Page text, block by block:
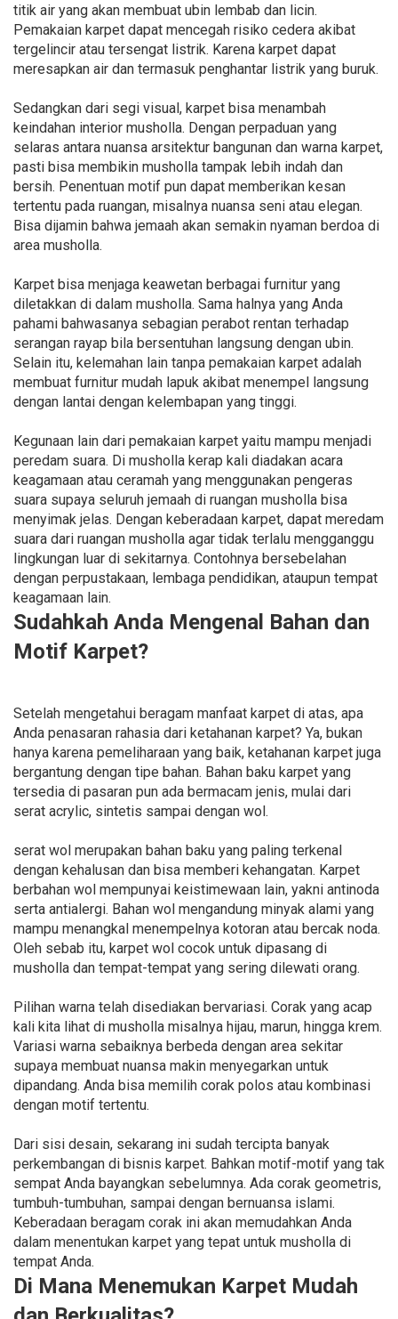
titik air yang akan membuat ubin lembab dan licin.
Pemakaian karpet dapat mencegah risiko cedera akibat
tergelincir atau tersengat listrik. Karena karpet dapat
meresapkan air dan termasuk penghantar listrik yang buruk.
Sedangkan dari segi visual, karpet bisa menambah
keindahan interior musholla. Dengan perpaduan yang
selaras antara nuansa arsitektur bangunan dan warna karpet,
pasti bisa membikin musholla tampak lebih indah dan
bersih. Penentuan motif pun dapat memberikan kesan
tertentu pada ruangan, misalnya nuansa seni atau elegan.
Bisa dijamin bahwa jemaah akan semakin nyaman berdoa di
area musholla.
Karpet bisa menjaga keawetan berbagai furnitur yang
diletakkan di dalam musholla. Sama halnya yang Anda
pahami bahwasanya sebagian perabot rentan terhadap
serangan rayap bila bersentuhan langsung dengan ubin.
Selain itu, kelemahan lain tanpa pemakaian karpet adalah
membuat furnitur mudah lapuk akibat menempel langsung
dengan lantai dengan kelembapan yang tinggi.
Kegunaan lain dari pemakaian karpet yaitu mampu menjadi
peredam suara. Di musholla kerap kali diadakan acara
keagamaan atau ceramah yang menggunakan pengeras
suara supaya seluruh jemaah di ruangan musholla bisa
menyimak jelas. Dengan keberadaan karpet, dapat meredam
suara dari ruangan musholla agar tidak terlalu mengganggu
lingkungan luar di sekitarnya. Contohnya bersebelahan
dengan perpustakaan, lembaga pendidikan, ataupun tempat
keagamaan lain.
Sudahkah Anda Mengenal Bahan dan
Motif Karpet?
Setelah mengetahui beragam manfaat karpet di atas, apa
Anda penasaran rahasia dari ketahanan karpet? Ya, bukan
hanya karena pemeliharaan yang baik, ketahanan karpet juga
bergantung dengan tipe bahan. Bahan baku karpet yang
tersedia di pasaran pun ada bermacam jenis, mulai dari
serat acrylic, sintetis sampai dengan wol.
serat wol merupakan bahan baku yang paling terkenal
dengan kehalusan dan bisa memberi kehangatan. Karpet
berbahan wol mempunyai keistimewaan lain, yakni antinoda
serta antialergi. Bahan wol mengandung minyak alami yang
mampu menangkal menempelnya kotoran atau bercak noda.
Oleh sebab itu, karpet wol cocok untuk dipasang di
musholla dan tempat-tempat yang sering dilewati orang.
Pilihan warna telah disediakan bervariasi. Corak yang acap
kali kita lihat di musholla misalnya hijau, marun, hingga krem.
Variasi warna sebaiknya berbeda dengan area sekitar
supaya membuat nuansa makin menyegarkan untuk
dipandang. Anda bisa memilih corak polos atau kombinasi
dengan motif tertentu.
Dari sisi desain, sekarang ini sudah tercipta banyak
perkembangan di bisnis karpet. Bahkan motif-motif yang tak
sempat Anda bayangkan sebelumnya. Ada corak geometris,
tumbuh-tumbuhan, sampai dengan bernuansa islami.
Keberadaan beragam corak ini akan memudahkan Anda
dalam menentukan karpet yang tepat untuk musholla di
tempat Anda.
Di Mana Menemukan Karpet Mudah